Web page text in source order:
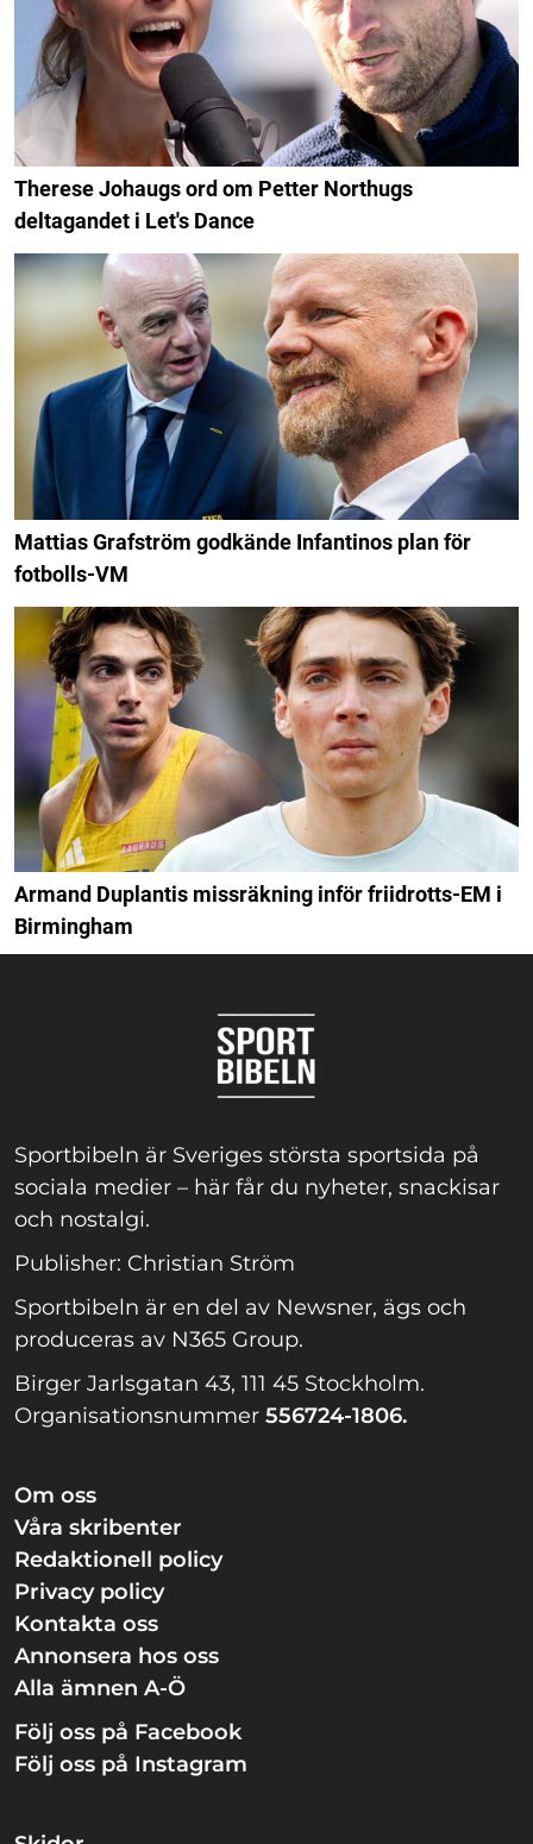
Therese Johaugs ord om Petter Northugs
deltagandet i Let's Dance
Mattias Grafström godkände Infantinos plan för
fotbolls-VM
Armand Duplantis missräkning inför friidrotts-EM i
Birmingham
Sportbibeln är Sveriges största sportsida på
sociala medier – här får du nyheter, snackisar
och nostalgi.
Publisher: Christian Ström
Sportbibeln är en del av Newsner, ägs och
produceras av N365 Group.
Birger Jarlsgatan 43, 111 45 Stockholm.
Organisationsnummer 556724-1806.
Om oss
Våra skribenter
Redaktionell policy
Privacy policy
Kontakta oss
Annonsera hos oss
Alla ämnen A-Ö
Följ oss på Facebook
Följ oss på Instagram